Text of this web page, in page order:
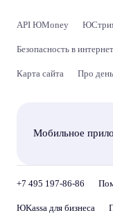
API ЮMoney
Безопасность в
Карта сайта Про
Мобильное
+7 495 197-86-86
ЮKassa для бизнеса